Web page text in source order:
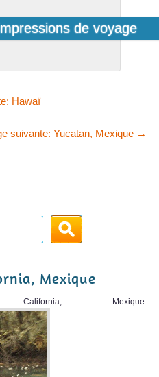
était à l’origine un ba
MV Sea
bateau de croisi
MV Sea Escape
Plongée
Hawaï
suivante: Yucatan, Mexique →
Mexique
Mexique